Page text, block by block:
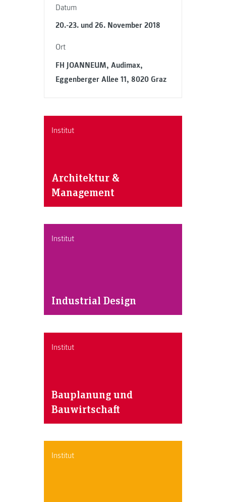
Datum
20.-23. und 26. November 2018
Ort
FH JOANNEUM, Audimax,
Eggenberger Allee 11, 8020 Graz
Institut
Architektur &
Management
Institut
Industrial Design
Institut
Bauplanung und
Bauwirtschaft
Institut